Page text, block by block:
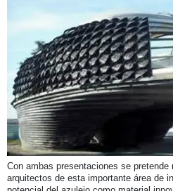
Con ambas presentaciones se
arquitectos de esta importante área de